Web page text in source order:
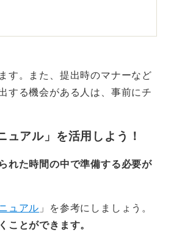
に書いた字の違いは、一目
いでも、それだけでマイナ
さい。
！ 業界によっても見ら
線を引いてから書いたり、
す。また、提出時のマナーなど
する機会がある人は、事前にチ
アル」を活用しよう！
れた時間の中で準備する必要が
ュアル 」を参考にしましょう。
ことができます。